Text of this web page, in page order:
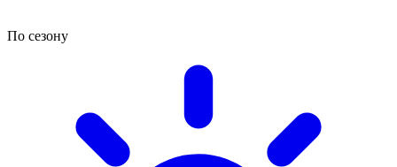
По сезону